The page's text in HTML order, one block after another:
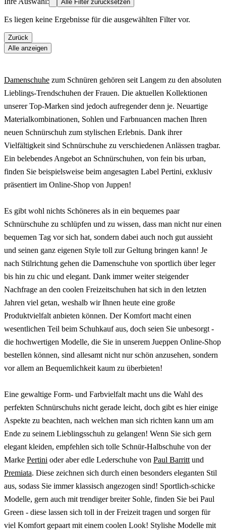
Alle Filter zurücksetzen
Es liegen keine Ergebnisse für die ausgewählten Filter vor.
Zurück
Alle anzeigen
Damenschuhe zum Schnüren gehören seit Langem zu den absoluten
Lieblings-Trendschuhen der Frauen. Die aktuellen Kollektionen
unserer Top-Marken sind jedoch aufregender denn je. Neuartige
Materialkombinationen, Sohlen und Farbnuancen machen Ihren
neuen Schnürschuh zum stylischen Erlebnis. Dank ihrer
Vielfältigkeit sind Schnürschuhe zu verschiedenen Anlässen tragbar.
Ein belebendes Angebot an Schnürschuhen, von fein bis urban,
finden Sie beispielsweise beim angesagten Label Pertini, exklusiv
präsentiert im Online-Shop von Juppen!
Es gibt wohl nichts Schöneres als in ein bequemes paar
Schnürschuhe zu schlüpfen und zu wissen, dass man nicht nur einen
bequemen Tag vor sich hat, sondern dabei auch noch gut aussieht
und seinen ganz eigenen Style toll zur Geltung bringen kann! Je
nach Stilrichtung gehen die Damenschuhe von sportlich über leger
bis hin zu chic und elegant. Dank immer weiter steigender
Nachfrage an den coolen Freizeitschuhen hat sich in den letzten
Jahren viel getan, weshalb wir Ihnen heute eine große
Produktvielfalt anbieten können. Der Komfort macht einen
wesentlichen Teil beim Schuhkauf aus, doch seien Sie unbesorgt -
die hochwertigen Modelle, die Sie in unserem Jueppen Online-Shop
bestellen können, sind allesamt nicht nur schön anzusehen, sondern
vor allem an Bequemlichkeit kaum zu überbieten!
Eine gewaltige Form- und Farbvielfalt macht uns die Wahl des
perfekten Schnürschuhs nicht gerade leicht, doch gibt es hier einige
Aspekte zu beachten, nach welchen man sich richten kann um am
Ende zu seinem Lieblingsschuh zu gelangen! Wenn Sie sich gern
elegant kleiden, empfehlen sich tolle Schnür-Halbschuhe von der
Marke Pertini oder aber edle Lederschuhe von Paul Barritt und
Premiata. Diese zeichnen sich durch einen besonders eleganten Stil
aus, sodass Sie immer klassisch angezogen sind! Sportlich-schicke
Modelle, gern auch mit trendiger breiter Sohle, finden Sie bei Paul
Green - diese lassen sich toll in der Freizeit tragen und sorgen für
viel Komfort gepaart mit einem coolen Look! Stylishe Modelle mit